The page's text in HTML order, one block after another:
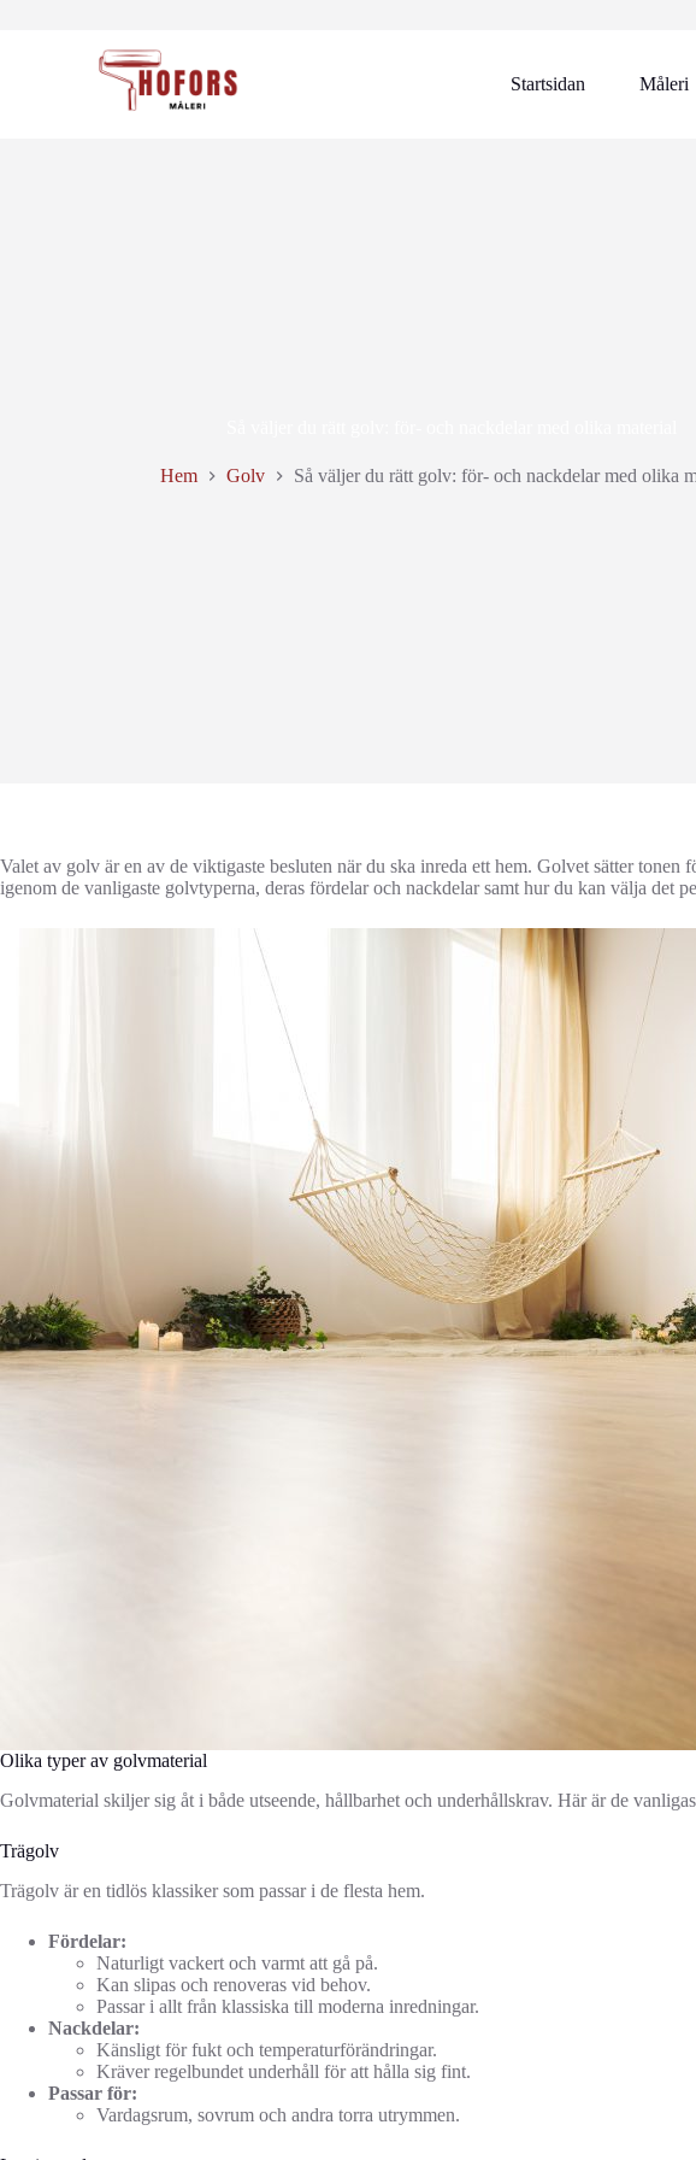
Startsidan
Måleri
Hem Golv Så väljer du rätt golv: för- och nackdelar med olika
Valet av golv är en av de viktigaste besluten när du ska inreda ett hem. Golvet sätter
igenom de vanligaste golvtyperna, deras fördelar och nackdelar samt hur du kan välja det
Olika typer av golvmaterial
Golvmaterial skiljer sig åt i både utseende, hållbarhet och underhållskrav. Här är de
Trägolv
Trägolv är en tidlös klassiker som passar i de flesta hem.
Fördelar:
Naturligt vackert och varmt att gå på.
Kan slipas och renoveras vid behov.
Passar i allt från klassiska till moderna inredningar.
Nackdelar:
Känsligt för fukt och temperaturförändringar.
Kräver regelbundet underhåll för att hålla sig fint.
Passar för:
Vardagsrum, sovrum och andra torra utrymmen.